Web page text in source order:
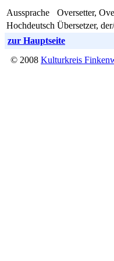
Aussprache
Oversetter,
Hochdeutsch Übersetzer,
zur Hauptseite
© 2008 Kulturkreis